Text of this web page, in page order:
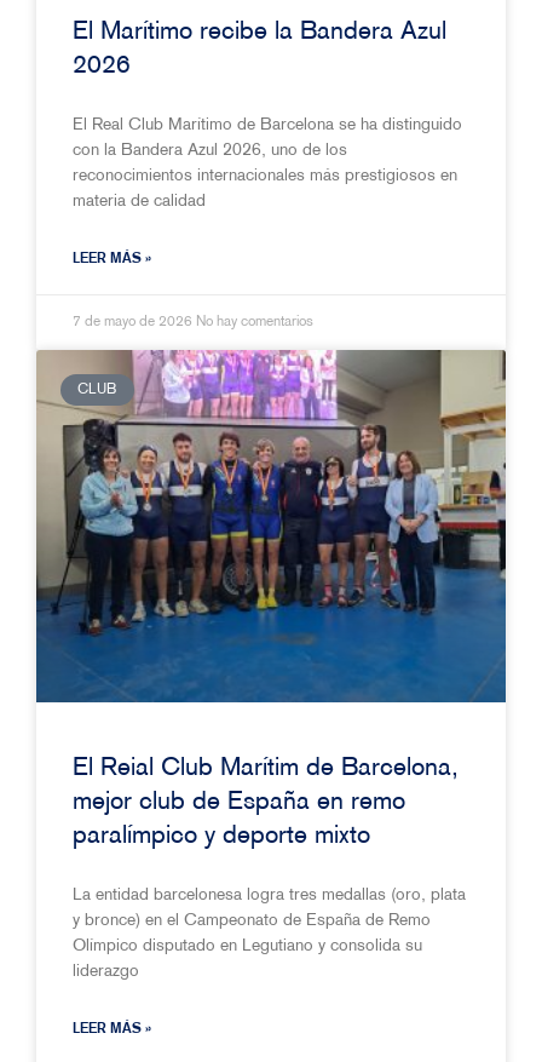
El Marítimo recibe la Bandera Azul
2026
El Real Club Marítimo de Barcelona se ha distinguido
con la Bandera Azul 2026, uno de los
reconocimientos internacionales más prestigiosos en
materia de calidad
LEER MÁS »
7 de mayo de 2026 No hay comentarios
CLUB
El Reial Club Marítim de Barcelona,
mejor club de España en remo
paralímpico y deporte mixto
La entidad barcelonesa logra tres medallas (oro, plata
y bronce) en el Campeonato de España de Remo
Olímpico disputado en Legutiano y consolida su
liderazgo
LEER MÁS »